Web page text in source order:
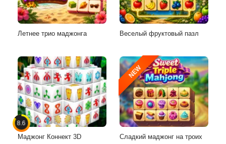
Летнее трио маджонга Веселый фруктовый пазл
8.6
Маджонг Коннект 3D
NEW
Сладкий маджонг на троих